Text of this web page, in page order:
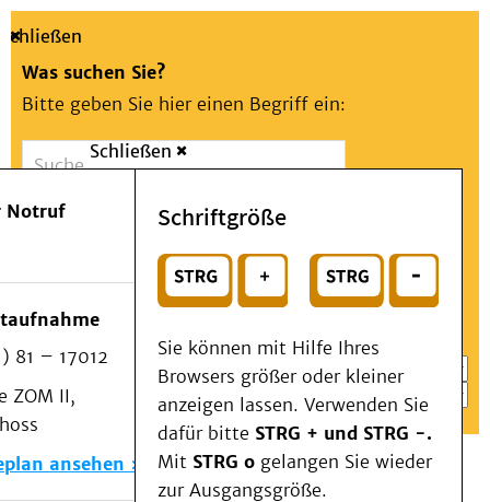
Suche
Schließen
Was suchen Sie?
Bitte geben Sie hier einen Begriff ein:
Suchen
oder
Wählen Sie ein Thema für Ihren Schnelleinstieg
Notfall
Schließen
Notruf
81 – 17012
ZOM II,
ansehen
Schriftgröße
Sie können mit Hilfe Ihres
Browsers größer oder kleiner
anzeigen lassen. Verwenden Sie
dafür bitte STRG + und STRG -.
Mit STRG o gelangen Sie wieder
zur Ausgangsgröße.
Menü
Patienten & Besucher
Kliniken/Institute/Zentren
Als Patient am UKD
Beratung und Unterstützung
Veranstaltungen
Kommunikation im Medizinwesen (KIM)
Notfall
Forschung & Lehre